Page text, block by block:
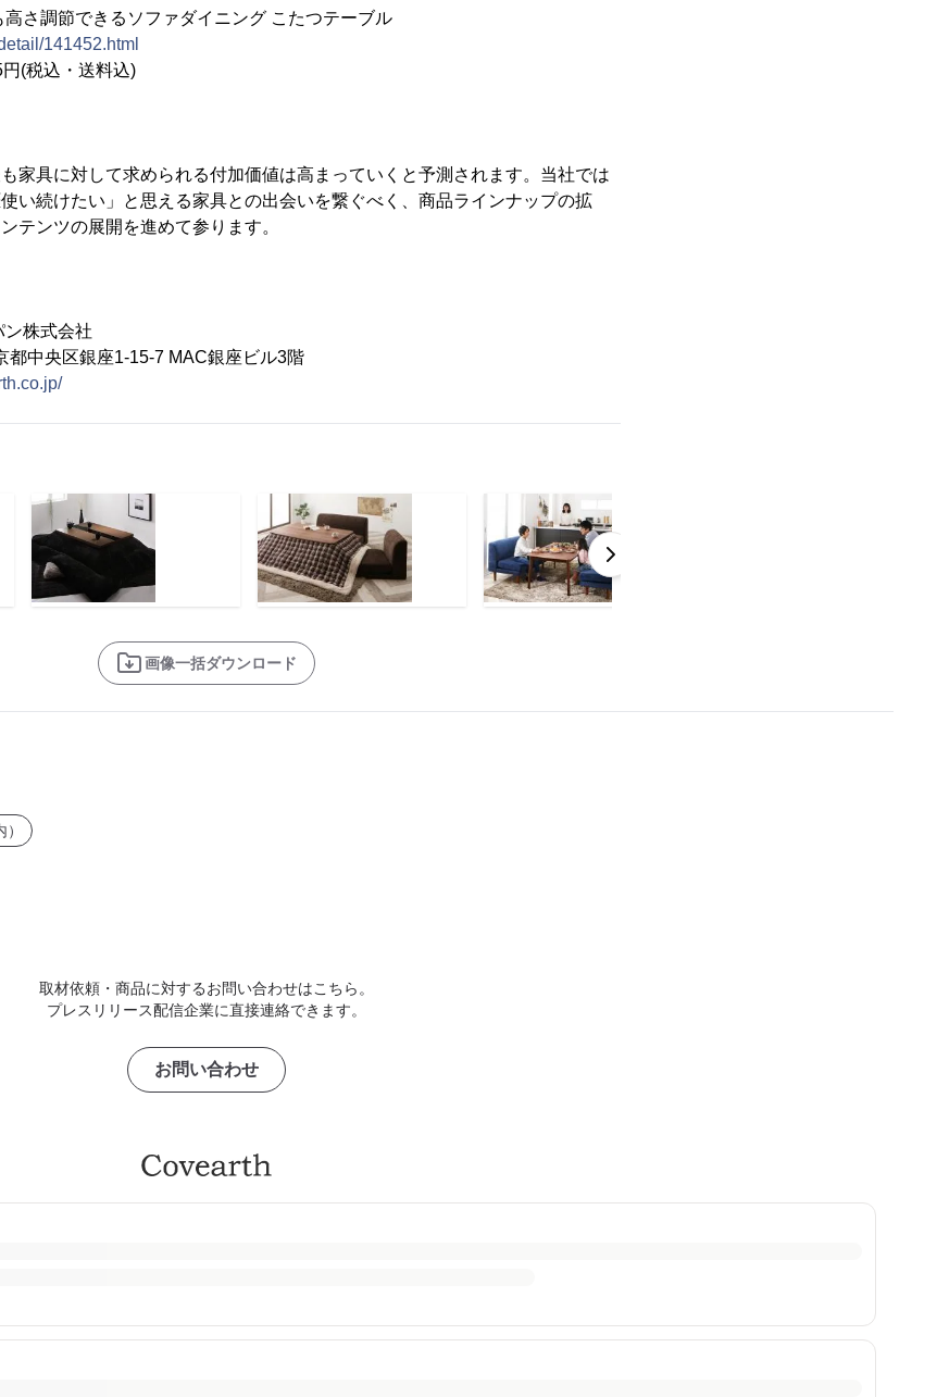
さ調節できるソファダイニング こたつテーブル
141452.html
(税込・送料込)
家具に対して求められる付加価値は高まっていくと予測されます。当社では
い続けたい」と思える家具との出会いを繋ぐべく、商品ラインナップの拡
テンツの展開を進めて参ります。
株式会社
中央区銀座1-15-7 MAC銀座ビル3階
画像一括ダウンロード
取材依頼・商品に対するお問い合わせはこちら。
プレスリリース配信企業に直接連絡できます。
お問い合わせ